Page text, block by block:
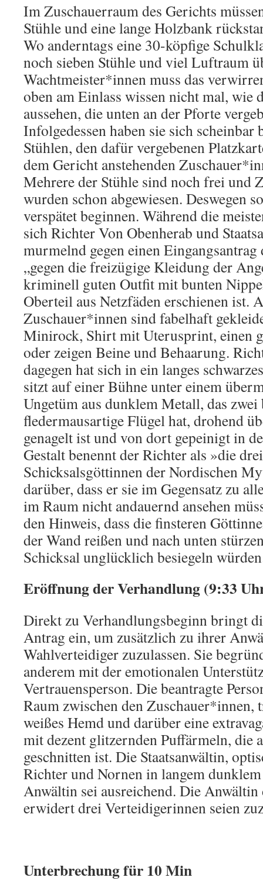
Im Zuschauerraum des Gerichts
Stühle und eine lange Holzbank
Wo anderntags eine 30-köpfige
noch sieben Stühle und viel Luftraum
Wachtmeister*innen muss das
oben am Einlass wissen nicht mal, wie
aussehen, die unten an der Pforte
Infolgedessen haben sie sich scheinbar
Stühlen, den dafür vergebenen
dem Gericht anstehenden
Mehrere der Stühle sind noch frei und
wurden schon abgewiesen. Deswegen
verspätet beginnen. Während die
sich Richter Von Obenherab und
murmelnd gegen einen Eingangsantrag
„gegen die freizügige Kleidung der
kriminell guten Outfit mit bunten
Oberteil aus Netzfäden erschienen ist.
Zuschauer*innen sind fabelhaft
Minirock, Shirt mit Uterusprint, einen
oder zeigen Beine und Behaarung.
dagegen hat sich in ein langes
sitzt auf einer Bühne unter einem
Ungetüm aus dunklem Metall, das
fledermausartige Flügel hat, drohend
genagelt ist und von dort gepeinigt in
Gestalt benennt der Richter als »die
Schicksalsgöttinnen der Nordischen
darüber, dass er sie im Gegensatz zu
im Raum nicht andauernd ansehen
den Hinweis, dass die finsteren
der Wand reißen und nach unten
Schicksal unglücklich besiegeln
Eröffnung der Verhandlung (9:33
Direkt zu Verhandlungsbeginn bringt
Antrag ein, um zusätzlich zu ihrer
Wahlverteidiger zuzulassen. Sie
anderem mit der emotionalen
Vertrauensperson. Die beantragte
Raum zwischen den Zuschauer*innen,
weißes Hemd und darüber eine
mit dezent glitzernden Puffärmeln, die
geschnitten ist. Die Staatsanwältin,
Richter und Nornen in langem
Anwältin sei ausreichend. Die
erwidert drei Verteidigerinnen seien
Unterbrechung für 10 Min